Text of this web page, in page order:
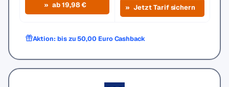
ab 19,98 € Jetzt Tarif sichern
Aktion: bis zu 50,00 Euro Cashback